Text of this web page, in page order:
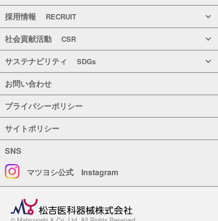
採用情報 RECRUIT
社会貢献活動 CSR
サステナビリティ SDGs
お問い合わせ
プライバシーポリシー
サイトポリシー
SNS
マツヨシ公式 Instagram